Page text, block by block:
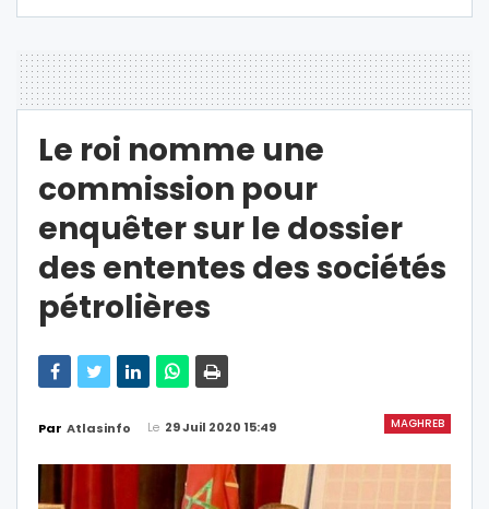
Le roi nomme une
commission pour
enquêter sur le dossier
des ententes des sociétés
pétrolières
MAGHREB
Par Atlasinfo Le 29 Juil 2020 15:49